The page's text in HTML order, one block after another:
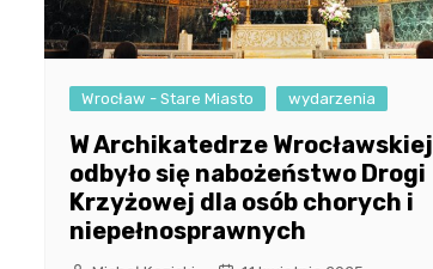
Wrocław - Stare Miasto wydarzenia
W Archikatedrze Wrocławskiej
odbyło się nabożeństwo Drogi
Krzyżowej dla osób chorych i
niepełnosprawnych